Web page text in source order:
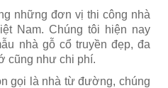
những đơn vị thi công nhà
Nam. Chúng tôi hiện nay
nhà gỗ cổ truyền đẹp, đa
cũng như chi phí.
gọi là nhà từ đường, chúng